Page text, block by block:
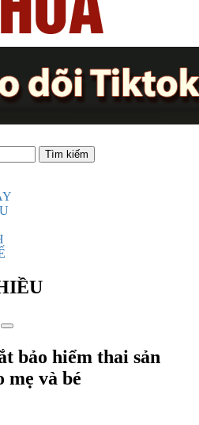
bảo hiểm thai sản
mẹ và bé